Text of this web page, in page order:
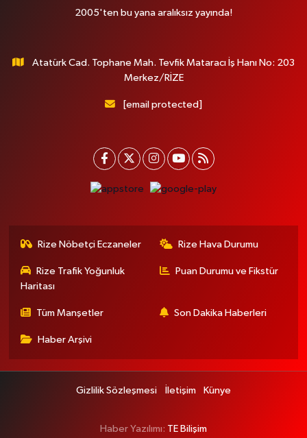
2005'ten bu yana aralıksız yayında!
Atatürk Cad. Tophane Mah. Tevfik Mataracı İş Hanı No: 203
Merkez/RİZE
[email protected]
Rize Nöbetçi Eczaneler Rize Hava Durumu
Rize Trafik Yoğunluk
Haritası
Puan Durumu ve Fikstür
Tüm Manşetler Son Dakika Haberleri
Haber Arşivi
Gizlilik Sözleşmesi İletişim Künye
Haber Yazılımı: TE Bilişim